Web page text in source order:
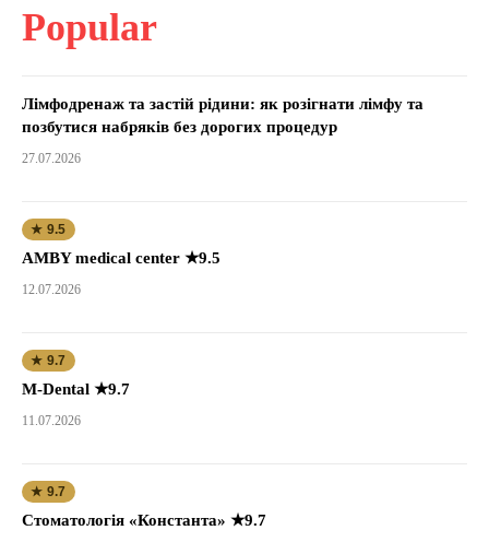
Popular
Лімфодренаж та застій рідини: як розігнати лімфу та
позбутися набряків без дорогих процедур
27.07.2026
★ 9.5
AMBY medical center ★9.5
12.07.2026
★ 9.7
M-Dental ★9.7
11.07.2026
★ 9.7
Стоматологія «Константа» ★9.7